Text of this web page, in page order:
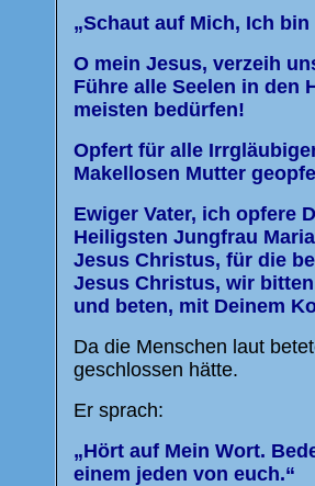
„Schaut auf Mich, Ich
O mein Jesus, verzeih
Führe alle Seelen in den
meisten bedürfen!
Opfert für alle
Makellosen Mutter
Ewiger Vater, ich opfere
Heiligsten Jungfrau
Jesus Christus, für die
Jesus Christus, wir
und beten, mit Deinem
Da die Menschen laut
geschlossen hätte.
Er sprach:
„Hört auf Mein Wort.
einem jeden von euch.“